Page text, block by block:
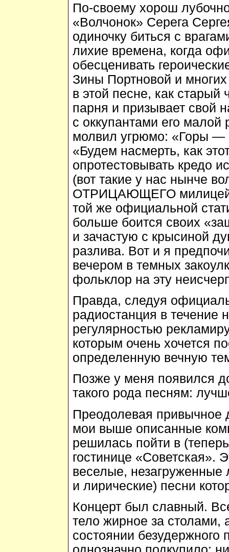
По-своему хорош
«Волчонок» Серега
одиночку биться с
лихие времена, когда
обесценивать
Зины Портновой и
в этой песне, как старый
парня и призывает свой
с оккупантами его малой
молвил угрюмо: «Горы —
«Будем насмерть, как
опротестовывать кредо
(вот такие у нас нынче
ОТРИЦАЮЩЕГО
той же официальной
больше боится своих
и зачастую с крысиной
разлива. Вот и я
вечером в темных
фольклор на эту
Правда, следуя
радиостанция в течение
регулярностью
которым очень хочется
определенную вечную
Позже у меня появился
такого рода песням:
Преодолевая привычное
мои выше описанные
решилась пойти в
гостинице «Советская».
веселые,
и лирические) песни
Концерт был славный.
тело жирное за столами,
состоянии безудержного